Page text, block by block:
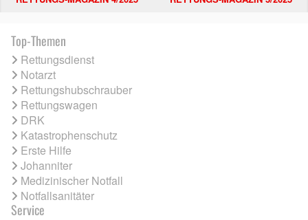
Top-Themen
Rettungsdienst
Notarzt
Rettungshubschrauber
Rettungswagen
DRK
Katastrophenschutz
Erste Hilfe
Johanniter
Medizinischer Notfall
Notfallsanitäter
Service